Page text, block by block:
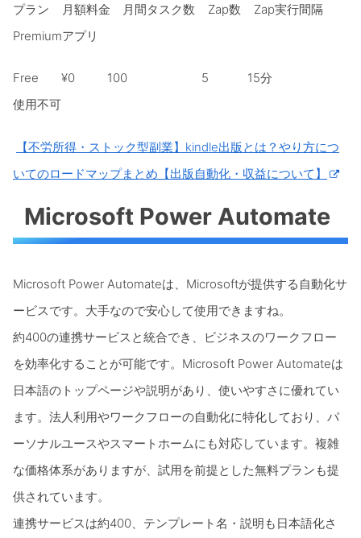
プラン 月額料金 月間タスク数 Zap数 Zap実行間隔
Premiumアプリ
Free ¥0 100 5 15分
使用不可
【不労所得・ストック型副業】kindle出版とは？やり方につ
いてのロードマップまとめ【出版自動化・収益について】
Microsoft Power Automate
Microsoft Power Automateは、Microsoftが提供する自動化サ
ービスです。大手なので安心して使用できますね。
約400の連携サービスと統合でき、ビジネスのワークフロー
を効率化することが可能です。Microsoft Power Automateは
日本語のトップページや説明があり、使いやすさに優れてい
ます。法人利用やワークフローの自動化に特化しており、パ
ーソナルユースやスマートホームにも対応しています。複雑
な価格体系がありますが、試用を前提とした無料プランも提
供されています。
連携サービスは約400、テンプレート名・説明も日本語化さ